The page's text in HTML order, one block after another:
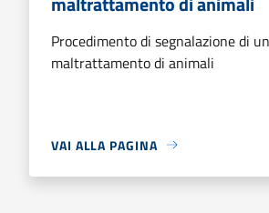
Procedimento di segnalazione di
maltrattamento di animali
VAI ALLA PAGINA